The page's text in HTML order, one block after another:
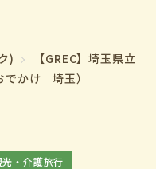
)
【GREC】埼玉県立
かけ 埼玉）
光・介護旅行